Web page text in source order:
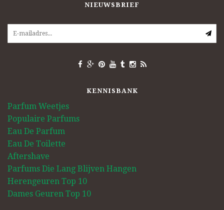
NIEUWSBRIEF
KENNISBANK
Parfum Weetjes
Populaire Parfums
Eau De Parfum
Eau De Toilette
Aftershave
Parfums Die Lang Blijven Hangen
Herengeuren Top 10
Dames Geuren Top 10